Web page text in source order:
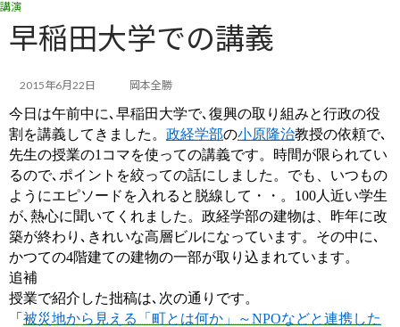
コ
テ
ス
キ
ッ
ナ
ゲ
ン
に
移
講演
早稲田大学での講義
2015年6月22日 岡本全勝
今日は午前中に､早稲田大学で､復興の取り組みと行政の役
割を講義してきました。 政経学部の小原隆治教授の依頼で､
先生の授業の1コマを使っての講義です。時間が限られてい
るので､ポイントを絞っての話にしました。でも、いつもの
ようにエピソードを入れると脱線して・・。100人近い学生
が､熱心に聞いてくれました。政経学部の建物は、昨年に改
築が終わり､きれいな高層ビルになっています。その中に､
かつての4階建ての建物の一部が取り込まれています。
追補
授業で紹介した拙稿は､次の通りです。
「 被災地から見える「町とは何か」～NPOなどと連携した